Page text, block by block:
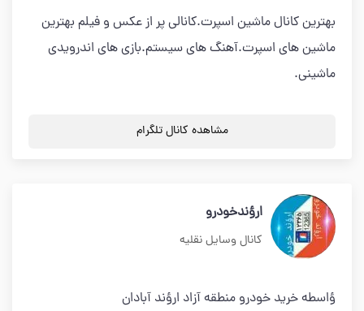
بهترین کانال ماشین اسپرت.کانالی پر از عکس و فیلم بهترین
ماشین های اسپرت.آهنگ های سیستم.بازی های اندرویدی
ماشینی.
مشاهده کانال تلگرام
ارؤندخودرو
کانال وسایل نقلیه
ؤاسطه خرید خودرو منطقه آزاد ارؤند آبادان